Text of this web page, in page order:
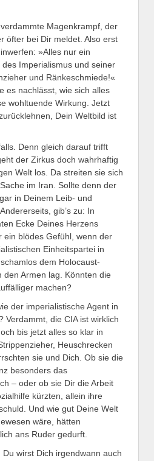
Magenkrampf, der
öfter bei Dir meldet. Also erst
»Alles nur ein
Imperialismus und seiner
und Ränkeschmiede!«
es nachlässt, wie sich alles
wohltuende Wirkung. Jetzt
Dein Weltbild ist
Denn gleich darauf trifft
der Zirkus doch wahrhaftig
Welt los. Da streiten sie sich
im Iran. Sollte denn der
in Deinem Leib- und
gib’s zu: In
Ecke Deines Herzens
ein blödes Gefühl, wenn der
Einheitspartei in
dem Holocaust-
den Armen lag. Könnten die
machen?
der imperialistische Agent in
Verdammt, die CIA ist wirklich
bis jetzt alles so klar in
Heuschrecken
sie und Dich. Ob sie die
besonders das
– oder ob sie Dir die Arbeit
kürzten, allein ihre
Und wie gut Deine Welt
wäre, hätten
ans Ruder gedurft.
wirst Dich irgendwann auch